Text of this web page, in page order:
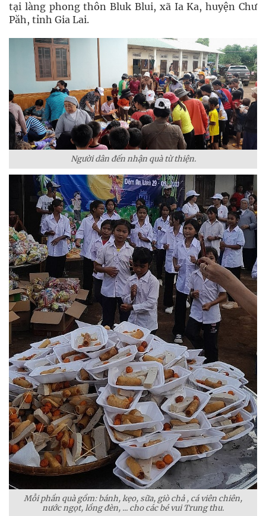
tại làng phong thôn Bluk Blui, xã Ia Ka, huyện Chư
Păh, tỉnh Gia Lai.
Người dân đến nhận quà từ thiện.
Mỗi phần quà gồm: bánh, kẹo, sữa, giò chả , cá viên chiên,
nước ngọt, lồng đèn, ... cho các bé vui Trung thu.